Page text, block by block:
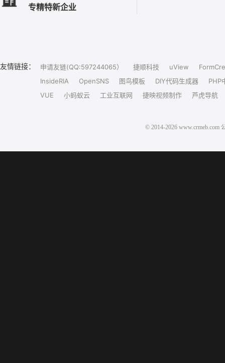
专精特新企业
友情链接： 申请友链(QQ:597244065） 捷顺科技 uView
InsideRIA
OpenSNS 图鸟模板 DIY代码生成器
PHP
VUE
小蚂蚁云 工业互联网 捷映视频制作 芦虎导航
© 2014-2026